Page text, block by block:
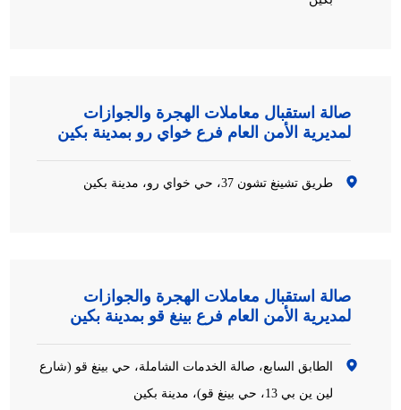
صالة استقبال معاملات الهجرة والجوازات
لمديرية الأمن العام فرع خواي رو بمدينة بكين
طريق تشينغ تشون 37، حي خواي رو، مدينة بكين
صالة استقبال معاملات الهجرة والجوازات
لمديرية الأمن العام فرع بينغ قو بمدينة بكين
الطابق السابع، صالة الخدمات الشاملة، حي بينغ قو (شارع
لين ين بي 13، حي بينغ قو)، مدينة بكين